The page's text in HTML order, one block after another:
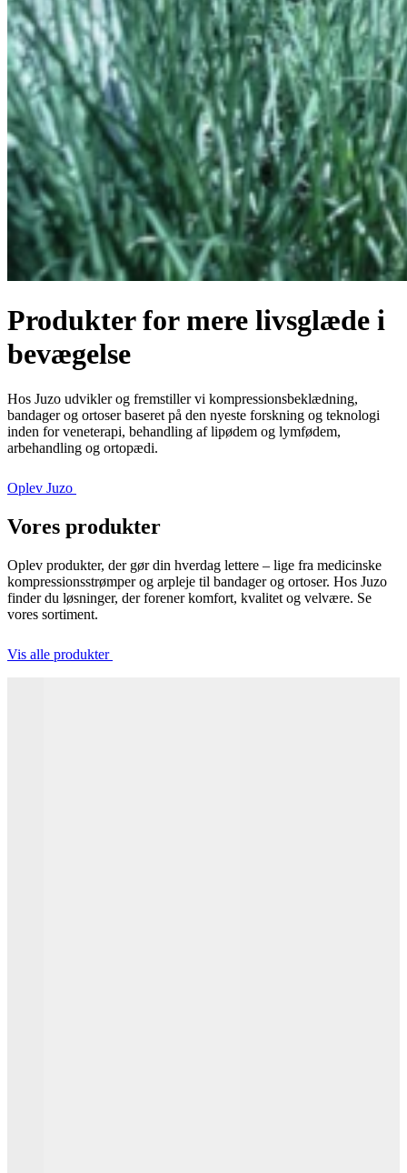
Produkter for mere livsglæde i
bevægelse
Hos Juzo udvikler og fremstiller vi kompressionsbeklædning,
bandager og ortoser baseret på den nyeste forskning og teknologi
inden for veneterapi, behandling af lipødem og lymfødem,
arbehandling og ortopædi.
Oplev Juzo
Vores produkter
Oplev produkter, der gør din hverdag lettere – lige fra medicinske
kompressionsstrømper og arpleje til bandager og ortoser. Hos Juzo
finder du løsninger, der forener komfort, kvalitet og velvære. Se
vores sortiment.
Vis alle produkter